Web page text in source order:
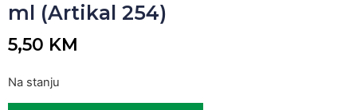
ml (Artikal 254)
5,50 KM
Na stanju